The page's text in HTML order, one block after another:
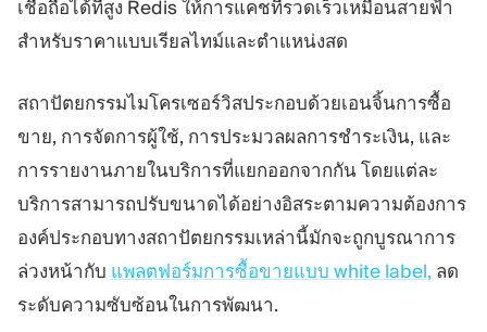
เชื่อถือได้ที่สูง Redis ให้การแคชที่รวดเร็วเหมือนสายฟ้า
สำหรับราคาแบบเรียลไทม์และตำแหน่งสด
สถาปัตยกรรมไมโครเซอร์วิสประกอบด้วยเอนจิ้นการซื้อ
ขาย, การจัดการผู้ใช้, การประมวลผลการชำระเงิน, และ
การรายงานภายในบริการที่แยกออกจากกัน โดยแต่ละ
บริการสามารถปรับขนาดได้อย่างอิสระตามความต้องการ
องค์ประกอบทางสถาปัตยกรรมเหล่านี้มักจะถูกบูรณาการ
ล่วงหน้ากับ แพลตฟอร์มการซื้อขายแบบ white label, ลด
ระดับความซับซ้อนในการพัฒนา.